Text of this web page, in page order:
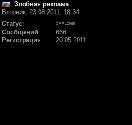
Злобная реклама
Вторник, 23.08.2011, 18:34
Статус:
Сообщений:
666
Регистрация: 20.05.2011